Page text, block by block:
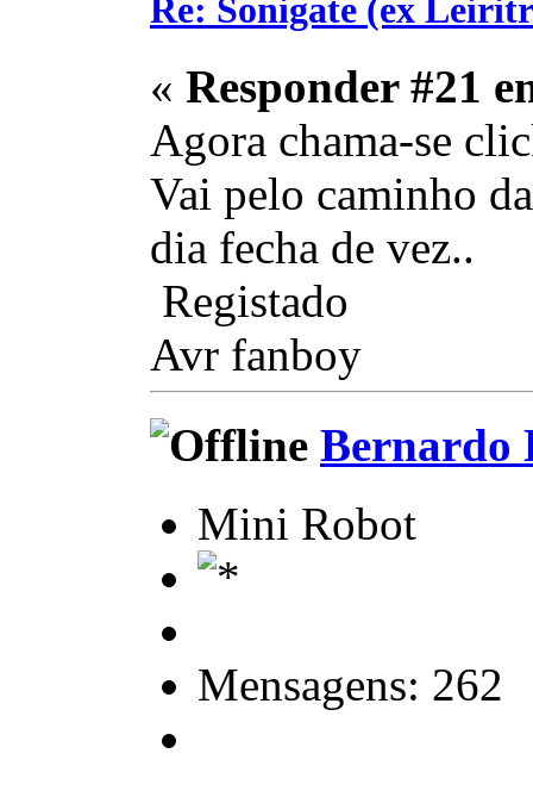
Re: Sonigate (ex
« Responder #21
Agora chama-se
Vai pelo caminho
dia fecha de vez..
Registado
Avr fanboy
Bernardo
Mini Robot
Mensagens: 262